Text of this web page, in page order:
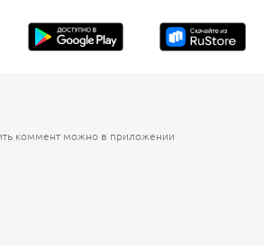
коммент можно в приложении